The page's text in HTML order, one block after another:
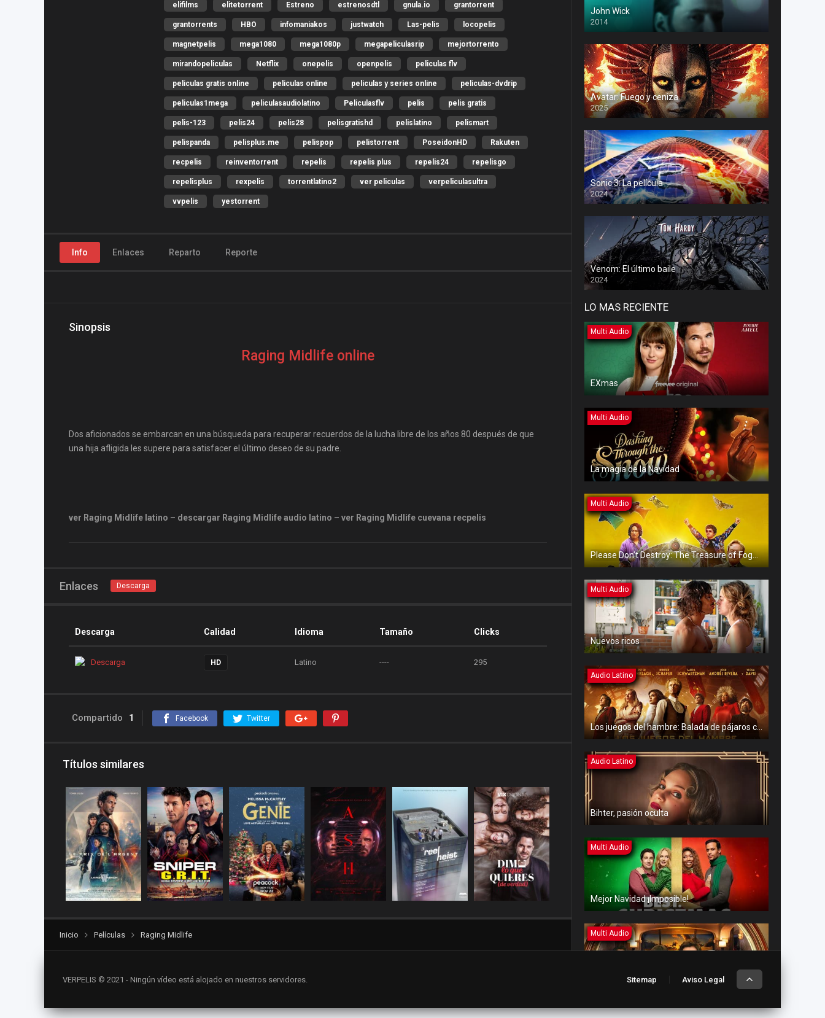
elifilms elitetorrent Estreno estrenosdtl gnula.io grantorrent
grantorrents HBO infomaniakos justwatch Las-pelis locopelis
magnetpelis mega1080 mega1080p megapeliculasrip mejortorrento
mirandopeliculas Netflix onepelis openpelis peliculas flv
peliculas gratis online peliculas online peliculas y series online peliculas-dvdrip
peliculas1mega peliculasaudiolatino Peliculasflv pelis pelis gratis
pelis-123 pelis24 pelis28 pelisgratishd pelislatino pelismart
pelispanda pelisplus.me pelispop pelistorrent PoseidonHD Rakuten
recpelis reinventorrent repelis repelis plus repelis24 repelisgo
repelisplus rexpelis torrentlatino2 ver peliculas verpeliculasultra
vvpelis yestorrent
Info Enlaces Reparto Reporte
Sinopsis
Raging Midlife online
Dos aficionados se embarcan en una búsqueda para recuperar recuerdos de la lucha libre de los años 80 después de que
una hija afligida les supere para satisfacer el último deseo de su padre.
ver Raging Midlife latino – descargar Raging Midlife audio latino – ver Raging Midlife cuevana recpelis
Enlaces Descarga
Descarga Calidad Idioma Tamaño Clicks
Descarga HD Latino ---- 295
Compartido 1 Facebook Twitter
Títulos similares
Inicio Películas Raging Midlife
John Wick
2014
Avatar: Fuego y ceniza
2025
Sonic 3: La película
2024
Venom: El último baile
2024
LO MAS RECIENTE
Multi Audio
EXmas
Multi Audio
La magia de la Navidad
Multi Audio
Please Don’t Destroy: The Treasure of Foggy Mountain
Multi Audio
Nuevos ricos
Audio Latino
Los juegos del hambre: Balada de pájaros cantores y serpientes
Audio Latino
Bihter, pasión oculta
Multi Audio
Mejor Navidad ¡Imposible!
Multi Audio
Amor en aguas turbulentas
VERPELIS © 2021 - Ningún vídeo está alojado en nuestros servidores. Sitemap Aviso Legal